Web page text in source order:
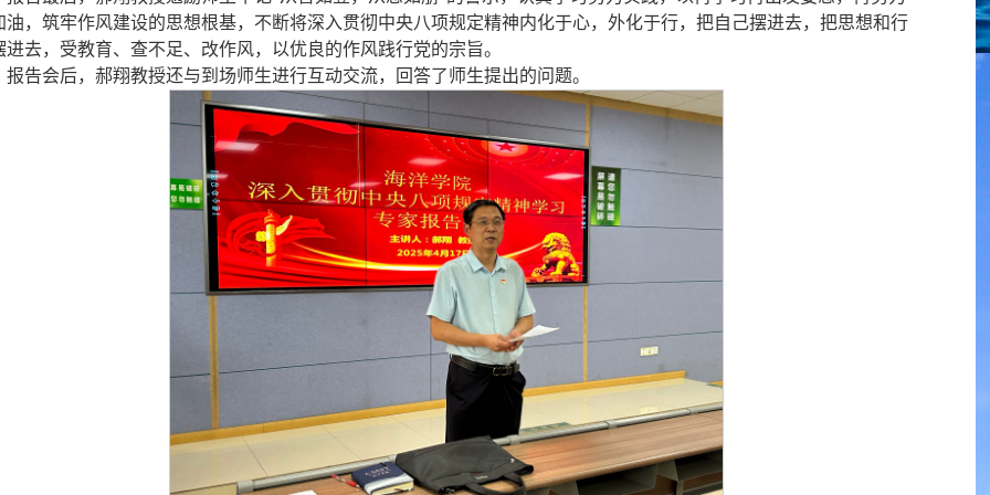
油，筑牢作风建设的思想根基，不断将深入贯彻中央八项规定精神内化于心，外化于行，把自己摆进去，把思想和行
进去，受教育、查不足、改作风，以优良的作风践行党的宗旨。
报告会后，郝翔教授还与到场师生进行互动交流，回答了师生提出的问题。